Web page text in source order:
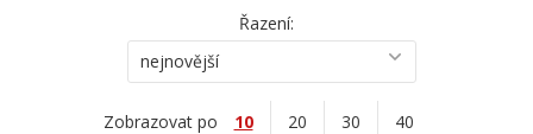
Řazení:
nejnovější
Zobrazovat po 10 20 30 40